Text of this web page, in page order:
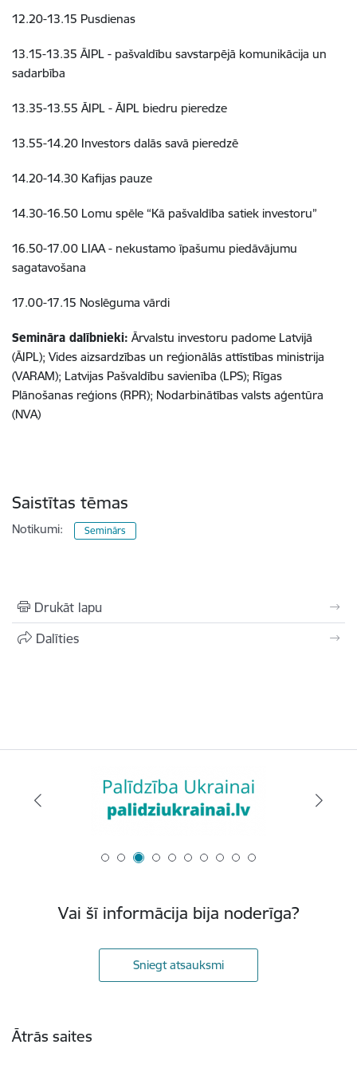
12.20-13.15 Pusdienas
13.15-13.35 ĀIPL - pašvaldību savstarpējā komunikācija un
sadarbība
13.35-13.55 ĀIPL - ĀIPL biedru pieredze
13.55-14.20 Investors dalās savā pieredzē
14.20-14.30 Kafijas pauze
14.30-16.50 Lomu spēle “Kā pašvaldība satiek investoru”
16.50-17.00 LIAA - nekustamo īpašumu piedāvājumu
sagatavošana
17.00-17.15 Noslēguma vārdi
Semināra dalībnieki: Ārvalstu investoru padome Latvijā
(ĀIPL); Vides aizsardzības un reģionālās attīstības ministrija
(VARAM); Latvijas Pašvaldību savienība (LPS); Rīgas
Plānošanas reģions (RPR); Nodarbinātības valsts aģentūra
(NVA)
Saistītas tēmas
Notikumi: Seminārs
Drukāt lapu
Dalīties
Vai šī informācija bija noderīga?
Sniegt atsauksmi
Ātrās saites